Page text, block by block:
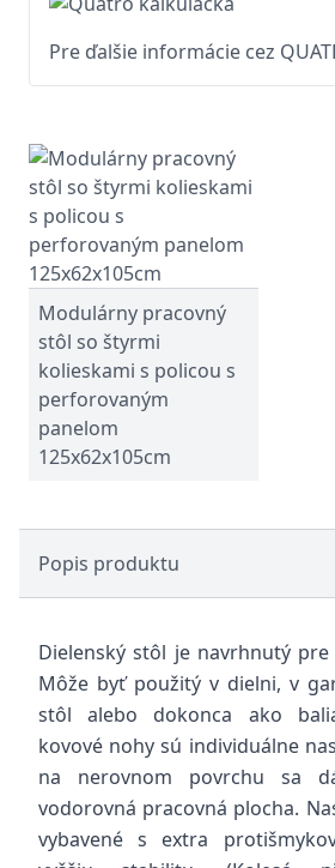
Pre ďalšie informácie cez
Modulárny pracovný
stôl so štyrmi
kolieskami s policou s
perforovaným
panelom
125x62x105cm
Popis produktu
Dielenský stôl je navrhnutý pre
Môže byť použitý v dielni, v
stôl alebo dokonca ako
kovové nohy sú individuálne
na nerovnom povrchu sa
vodorovná pracovná plocha.
vybavené s extra